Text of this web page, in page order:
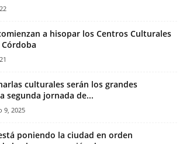
a hisopar los Centros Culturales
culturales serán los grandes
segunda jornada de...
9, 2025
poniendo la ciudad en orden